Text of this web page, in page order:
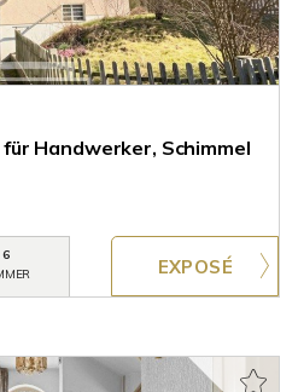
Handwerker, Schimmel
6